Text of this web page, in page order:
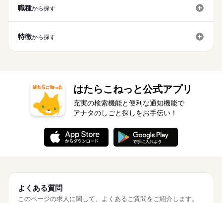
職種から探す
特徴から探す
はたらこねっと公式アプリ
充実の検索機能と便利な通知機能で
アナタのしごと探しをお手伝い！
よくある質問
このページの求人に関して、よくあるご質問をご紹介します。